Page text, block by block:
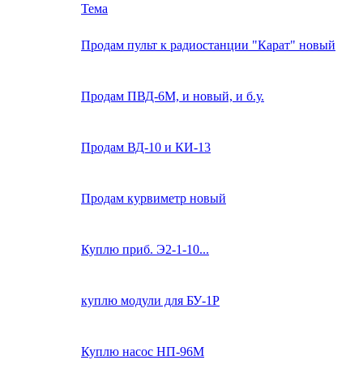
Тема
Продам пульт к радиостанции "Карат" новый
Продам ПВД-6М, и новый, и б.у.
Продам ВД-10 и КИ-13
Продам курвиметр новый
Куплю приб. Э2-1-10...
куплю модули для БУ-1Р
Куплю насос НП-96М